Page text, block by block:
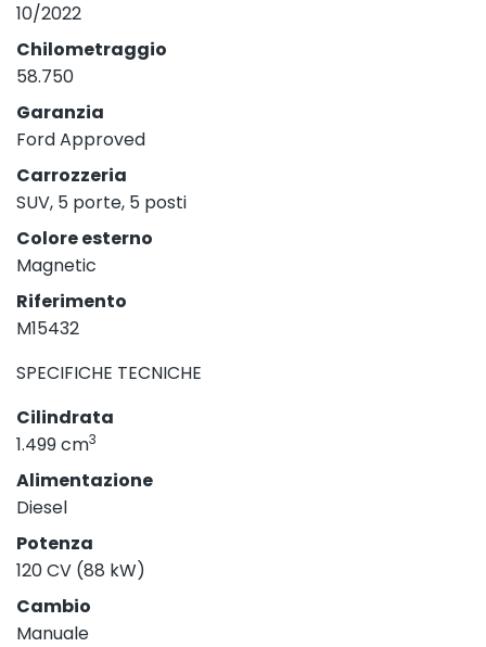
10/2022
Chilometraggio
58.750
Garanzia
Ford Approved
Carrozzeria
SUV, 5 porte, 5 posti
Colore esterno
Magnetic
Riferimento
M15432
SPECIFICHE TECNICHE
Cilindrata
1.499 cm3
Alimentazione
Diesel
Potenza
120 CV (88 kW)
Cambio
Manuale